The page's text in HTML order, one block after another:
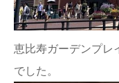
恵比寿ガーデンプレ
でした。